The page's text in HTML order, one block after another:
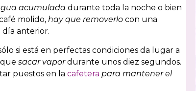
acumulada durante toda la noche o bien
molido, hay que removerlo con una
anterior.
si está en perfectas condiciones da lugar a
sacar vapordurante unos diez segundos.
puestos en la cafetera para mantener el